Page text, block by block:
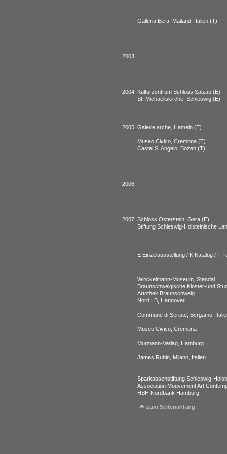
Galleria Eera, Mailand, Italien (T)
2003
2004 Kulturzentrum Schloss Salzau (E)
St. Michaeliskirche, Schleswig (E)
2005 Galerie arche, Hameln (E)
Museo Civico, Cremona (T)
Castel S. Angelo, Bozen (T)
2006
2007 Schloss Osterstein, Gera (E)
Stiftung Schleswig-Holsteinische
E Einzelausstellung / K Katalog / T
Winckelmann-Museum, Stendal
Braunschweigische Kloster-und
Artothek Braunschweig
Nord LB, Hannover
Commune di Seriate, Bergamo,
Museo Civico, Cremona
Murmann-Verlag, Hamburg
James Rubin, Milano, Italien
Sparkassenstiftung Schleswig-
Association Mouvement Art
HSH Nordbank Hamburg
zum Seitenanfang